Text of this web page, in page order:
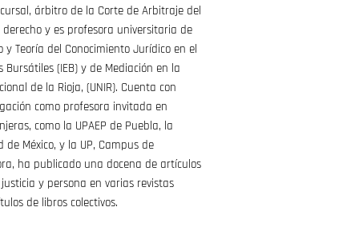
árbitro de la Corte de Arbitraje del
derecho y es profesora universitaria de
y Teoría del Conocimiento Jurídico en el
(IEB) y de Mediación en la
de la Rioja, (UNIR). Cuenta con
como profesora invitada en
como la UPAEP de Puebla, la
de México, y la UP, Campus de
ha publicado una docena de artículos
y persona en varias revistas
de libros colectivos.